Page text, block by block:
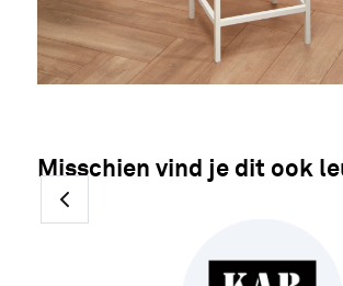
Misschien vind je dit ook